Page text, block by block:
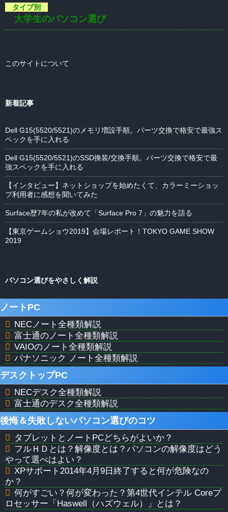
大学生のパソコン選び
このサイトについて
新着記事
Dell G15(5520/5521)のメモリ増設手順。パーツ交換で格安で最強ス
ペックを手に入れる
Dell G15(5520/5521)のSSD換装/交換手順。パーツ交換で格安で最
強スペックを手に入れる
【インタビュー】ネットショップを始めたくて、カラーミーショッ
プ利用者に感想を聞いてみた
Surface歴7年の私が改めて「Surface Pro 7」の魅力を語る
【東京ゲームショウ2019】会場レポート！TOKYO GAME SHOW
2019
パソコン選びをやさしく解説
ノートPC
NECノート全種類解説
富士通のノート全種類解説
VAIOのノート全種類解説
パナソニック ノート全種類解説
デスクトップPC
NECデスク全種類解説
富士通のデスク全種類解説
後悔＆失敗しないパソコン選びのコツ
タブレットとノートPCどちらがよいか？
フルＨＤとは？解像度とは？パソコンの解像度はどう
やって選べはよい？
XPサポート2014年4月9日終了すると何が危険なの
か？
何がすごい？何が変わった？第4世代インテル Coreプ
ロセッサー「Haswell（ハズウェル）」とは？